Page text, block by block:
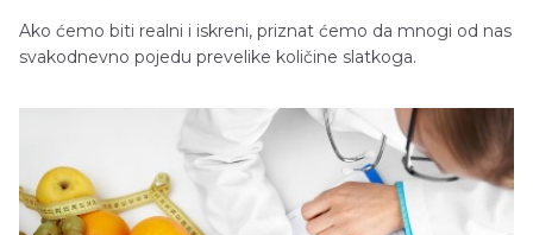
Ako ćemo biti realni i iskreni, priznat ćemo da mnogi od nas
svakodnevno pojedu prevelike količine slatkoga.